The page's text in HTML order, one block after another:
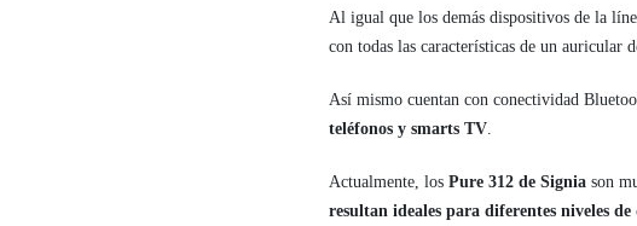
Al igual que los demás dispositivos de la
con todas las características de un auricular
Así mismo cuentan con conectividad
teléfonos y smarts TV.
Actualmente, los Pure 312 de Signia son
resultan ideales para diferentes niveles